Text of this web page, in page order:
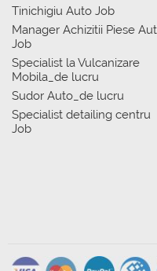
Tinichigiu Auto Job
Manager Achizitii Piese
Job
Specialist la Vulcanizare
Mobila_de lucru
Sudor Auto_de lucru
Specialist detailing centru
Job